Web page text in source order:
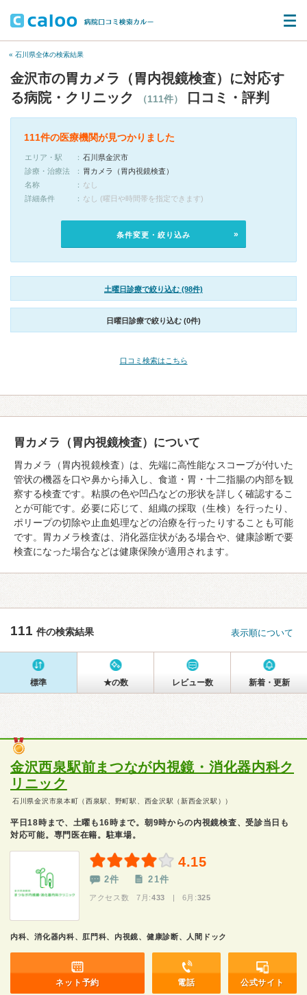
« 石川県全体の検索結果
金沢市の胃カメラ（胃内視鏡検査）に対応す
る病院・クリニック
（111件） 口コミ・評判
111件の医療機関が見つかりました
エリア・駅
石川県金沢市
診療・治療法
胃カメラ（胃内視鏡検査）
名称
なし
詳細条件
なし (曜日や時間帯を指定できます)
条件変更・絞り込み
土曜日診療で絞り込む (98件)
日曜日診療で絞り込む (0件)
口コミ検索はこちら
胃カメラ（胃内視鏡検査）について
胃カメラ（胃内視鏡検査）は、先端に高性能なスコープが付いた
管状の機器を口や鼻から挿入し、食道・胃・十二指腸の内部を観
察する検査です。粘膜の色や凹凸などの形状を詳しく確認するこ
とが可能です。必要に応じて、組織の採取（生検）を行ったり、
ポリープの切除や止血処理などの治療を行ったりすることも可能
です。胃カメラ検査は、消化器症状がある場合や、健康診断で要
検査になった場合などは健康保険が適用されます。
111 件の検索結果 表示順について
標準 ★の数 レビュー数 新着・更新
金沢西泉駅前まつなが内視鏡・消化器内科ク
リニック
石川県金沢市泉本町（西泉駅、野町駅、西金沢駅（新西金沢駅））
平日18時まで、土曜も16時まで。朝9時からの内視鏡検査、受診当日も
対応可能。専門医在籍。駐車場。
4.15
2件 21件
アクセス数 7月:433 | 6月:325
内科、消化器内科、肛門科、内視鏡、健康診断、人間ドック
ネット予約 電話 公式サイト